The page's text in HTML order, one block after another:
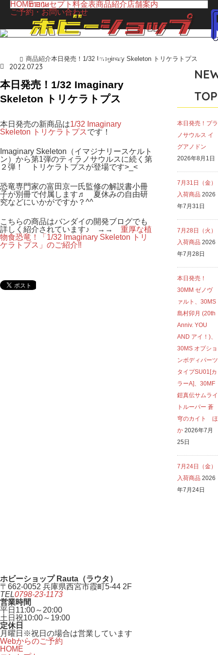
menu
HOMEコンセプト 料金表商品紹介店舗案内
ご予約・お問い合わせ
LINE UP
ホーム
商品紹介本日発売！1/32 Imaginary Skeleton トリケラトプス
2022.07.23
本日発売！1/32 Imaginary
Skeleton トリケラトプス
本日発売の新商品は1/32 Imaginary
Skeleton トリケラトプスです！
Imaginary Skeleton（イマジナリースケルト
ン）から第1弾のティラノサウルスに続く第
２弾！ トリケラトプスが登場です>_<
恐竜専門家の富田京一氏監修の解説書小冊
子が別冊で付属します♬ 夏休みの自由研
究などにいかがですか？^^
こちらの商品はバンダイの開発ブログでも
詳しく紹介されています♪ →→ 重厚な植
物食恐竜！「1/32 Imaginary Skeleton トリ
ケラトプス」のご紹介‼
本日発売！プラ
ノサウルス イ
グアノドン
2026年8月1日
7月31日（金）
入荷商品 2026
年7月31日
7月28日（火）
入荷商品 2026
年7月28日
本日発売！
30MM ゼノヴ
ァルト、30MS
島村卯月 (20th
Anniv. YOU
AND アイ！)、
30MS オプショ
ンボディパーツ
タイプSU01[カ
ラーA]、30MF
鎧真伝サムライ
トルーパー 蒼
穹のカイト ほ
か 2026年7月
25日
7月24日（金）
入荷商品 2026
年7月24日
ホビーショップ Rauta（ラウタ）
〒662-0052 兵庫県西宮市霞町5-44 2F
TEL0798-23-1173
営業時間
平日 11:00～20:00
土日祝10:00～19:00
定休日
月曜日 ※祝日の場合は営業しています
Webからのご予約
HOME